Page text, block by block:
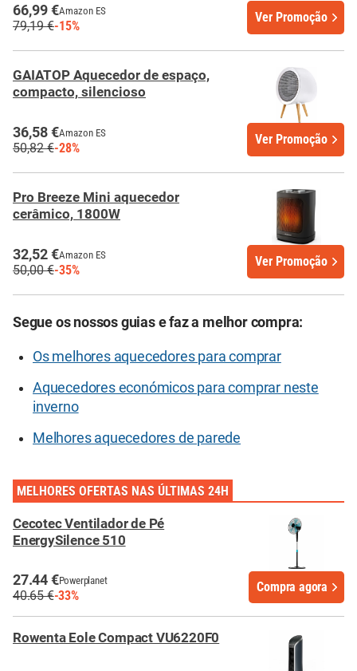
66,99 €Amazon ES
79,19 €-15%
Ver Promoção
GAIATOP Aquecedor de espaço,
compacto, silencioso
36,58 €Amazon ES
50,82 €-28%
Ver Promoção
Pro Breeze Mini aquecedor
cerâmico, 1800W
32,52 €Amazon ES
50,00 €-35%
Ver Promoção
Segue os nossos guias e faz a melhor compra:
Os melhores aquecedores para comprar
Aquecedores económicos para comprar neste
inverno
Melhores aquecedores de parede
MELHORES OFERTAS NAS ÚLTIMAS 24H
Cecotec Ventilador de Pé
EnergySilence 510
27.44 €Powerplanet
40.65 €-33%
Compra agora
Rowenta Eole Compact VU6220F0